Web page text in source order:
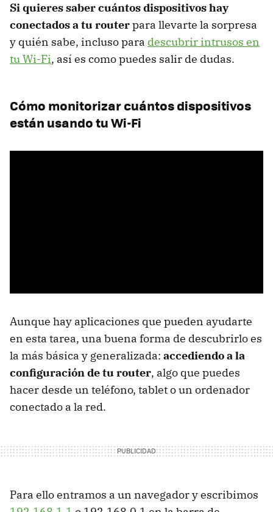
Si quieres saber cuántos dispositivos hay
conectados a tu routerpara llevarte la sorpresa
y quién sabe, incluso para descubrir intrusos en
tu Wi-Fi, así es como puedes salir de dudas.
Cómo monitorizar cuántos dispositivos
están usando tu Wi-Fi
Aunque hay aplicaciones que pueden ayudarte
en esta tarea, una buena forma de descubrirlo es
la más básica y generalizada: accediendo a la
configuración de tu router, algo que puedes
hacer desde un teléfono, tablet o un ordenador
conectado a la red.
Para ello entramos a un navegador y escribimos